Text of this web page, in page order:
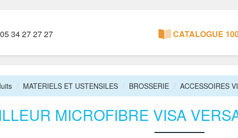
34 27 27 27 CATALOGUE
MATERIELS ET USTENSILES BROSSERIE ACCESSOIRES
MICROFIBRE VISA